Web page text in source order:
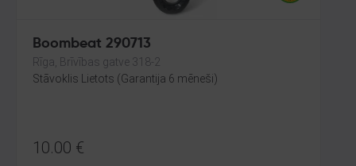
Boombeat 290713
Rīga, Brīvības gatve 318-2
Stāvoklis Lietots (Garantija 6 mēneši)
10.00 €